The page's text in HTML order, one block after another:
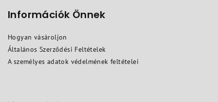
Információk Önnek
Hogyan vásároljon
Általános Szerződési Feltételek
A személyes adatok védelmének feltételei